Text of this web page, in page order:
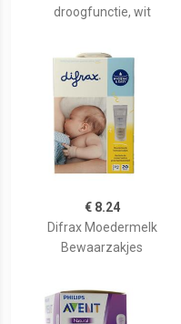
droogfunctie, wit
€ 8.24
Difrax Moedermelk
Bewaarzakjes